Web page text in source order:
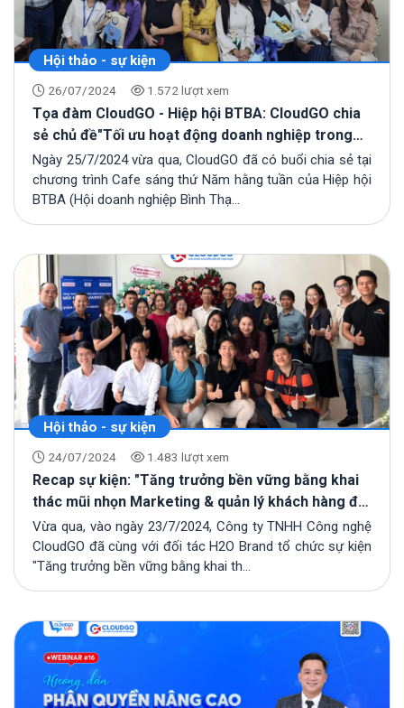
Hội thảo - sự kiện
26/07/2024 1.572 lượt xem
Tọa đàm CloudGO - Hiệp hội BTBA: CloudGO chia
sẻ chủ đề"Tối ưu hoạt động doanh nghiệp trong
thời đại 4.0 thông qua chuyển đổi số"
Ngày 25/7/2024 vừa qua, CloudGO đã có buổi chia sẻ tại
chương trình Cafe sáng thứ Năm hằng tuần của Hiệp hội
BTBA (Hội doanh nghiệp Bình Thạ...
Hội thảo - sự kiện
24/07/2024 1.483 lượt xem
Recap sự kiện: "Tăng trưởng bền vững bằng khai
thác mũi nhọn Marketing & quản lý khách hàng đa
kênh"
Vừa qua, vào ngày 23/7/2024, Công ty TNHH Công nghệ
CloudGO đã cùng với đối tác H2O Brand tổ chức sự kiện
"Tăng trưởng bền vững bằng khai th...